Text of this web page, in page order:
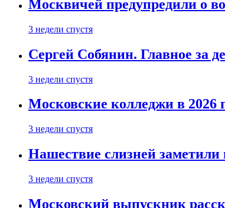
Москвичей предупредили о
3 недели спустя
Сергей Собянин. Главное за
3 недели спустя
Московские колледжи в 2026
3 недели спустя
Нашествие слизней
3 недели спустя
Московский выпускник